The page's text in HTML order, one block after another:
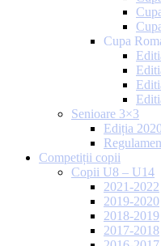
Cupa
Senioare 3×3
Ediția
Competiții copii
Copii U8 – U14
2021-2022
2019-2020
2018-2019
2017-2018